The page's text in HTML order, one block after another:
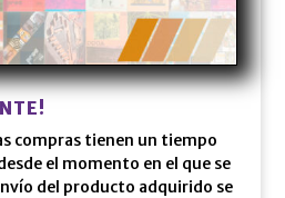
compras tienen un tiempo
el momento en el que se
del producto adquirido se